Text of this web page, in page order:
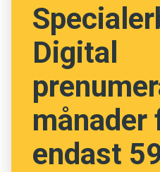
Digital
månader
endast